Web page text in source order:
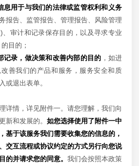
息用于与我们的法律或监管权利和义务
报告、监管报告、管理报告、风险管理
)、审计和记录保存目的，以及寻求专业
目的；
记录，做决策和改善内部的目的 ，如进
善我们的产品和服务，服务安全和质
或退出表单。
详情，详见附件一。请您理解，我们向
新和发展的。 如您选择使用了附件一中
基于该服务我们需要收集您的信息的，
交互流程或协议约定的方式另行向您说
的并请求您的同意。 我们会按照本政策